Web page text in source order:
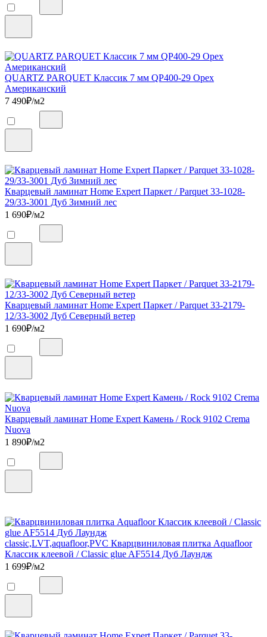
QUARTZ PARQUET Классик 7 мм QP400-29 Орех
Американский
7 490₽/м2
Кварцевый ламинат Home Expert Паркет / Parquet 33-1028-
29/33-3001 Дуб Зимний лес
1 690₽/м2
Кварцевый ламинат Home Expert Паркет / Parquet 33-2179-
12/33-3002 Дуб Северный ветер
1 690₽/м2
Кварцевый ламинат Home Expert Камень / Rock 9102 Crema
Nuova
1 890₽/м2
classic,LVT,aquafloor,PVC Кварцвиниловая плитка Aquafloor
Классик клеевой / Classic glue AF5514 Дуб Лаундж
1 699₽/м2